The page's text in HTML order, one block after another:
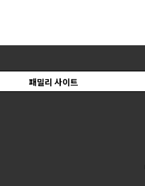
패밀리 사이트